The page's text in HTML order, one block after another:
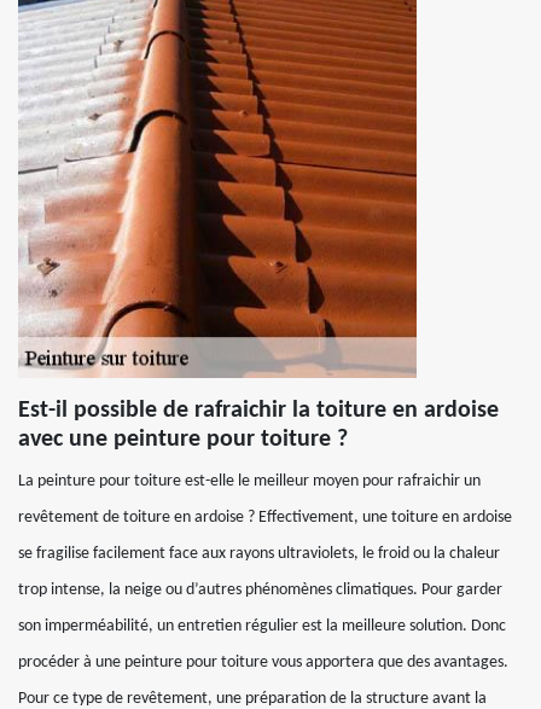
Est-il possible de rafraichir la toiture en ardoise
avec une peinture pour toiture ?
La peinture pour toiture est-elle le meilleur moyen pour rafraichir un
revêtement de toiture en ardoise ? Effectivement, une toiture en ardoise
se fragilise facilement face aux rayons ultraviolets, le froid ou la chaleur
trop intense, la neige ou d’autres phénomènes climatiques. Pour garder
son imperméabilité, un entretien régulier est la meilleure solution. Donc
procéder à une peinture pour toiture vous apportera que des avantages.
Pour ce type de revêtement, une préparation de la structure avant la